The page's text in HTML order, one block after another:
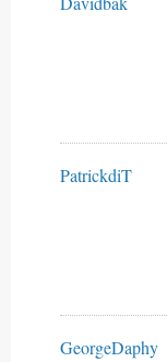
PatrickdiT
GeorgeDaphy